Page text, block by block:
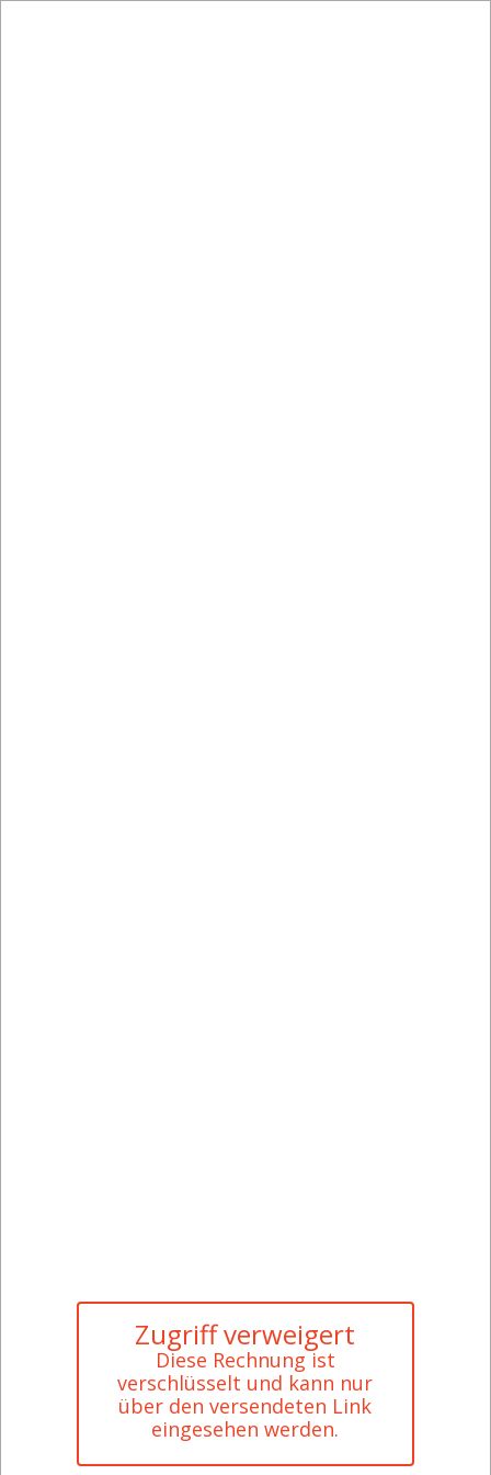
Zugriff verweigert
Diese Rechnung ist
verschlüsselt und kann nur
über den versendeten Link
eingesehen werden.